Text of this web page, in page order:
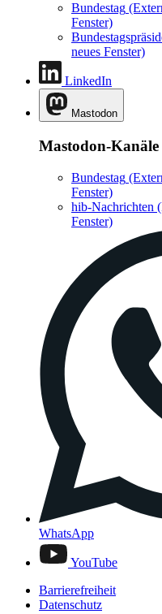
Bundestag
Fenster)
neues Fenster)
LinkedIn
Mastodon
Mastodon-Kanäle
Bundestag
Fenster)
hib-Nachrichten
Fenster)
WhatsApp
YouTube
Barrierefreiheit
Datenschutz